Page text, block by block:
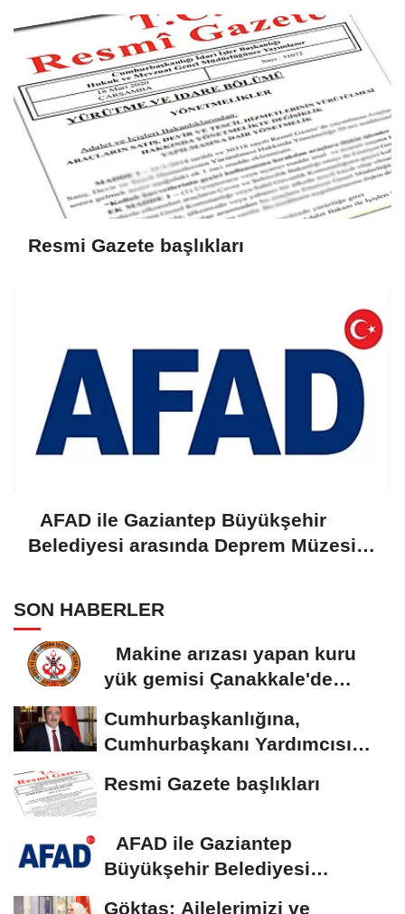
Resmi Gazete başlıkları
AFAD ile Gaziantep Büyükşehir
Belediyesi arasında Deprem Müzesi
SON HABERLER
Makine arızası yapan kuru
yük gemisi Çanakkale'de
Cumhurbaşkanlığına,
Cumhurbaşkanı Yardımcısı
Resmi Gazete başlıkları
AFAD ile Gaziantep
Büyükşehir Belediyesi
Göktaş: Ailelerimizi ve